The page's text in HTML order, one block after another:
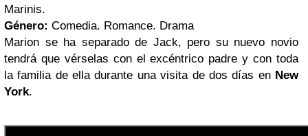
Marinis.
Género: Comedia. Romance. Drama
Marion se ha separado de Jack, pero su nuevo novio
tendrá que vérselas con el excéntrico padre y con toda
la familia de ella durante una visita de dos días en New
York.